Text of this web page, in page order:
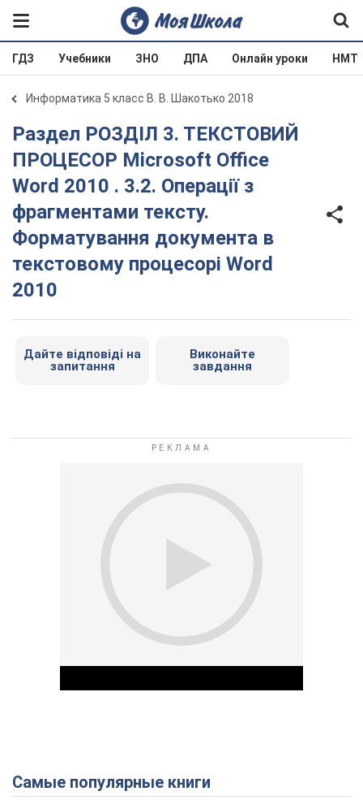
ГДЗ Учебники ЗНО ДПА Онлайн уроки НМТ
Информатика 5 класс В. В. Шакотько 2018
Раздел РОЗДІЛ 3. ТЕКСТОВИЙ
ПРОЦЕСОР Microsoft Office
Word 2010 . 3.2. Операції з
фрагментами тексту.
Форматування документа в
текстовому процесорі Word
2010
Дайте відповіді на
запитання
Виконайте
завдання
Play Video
Самые популярные книги